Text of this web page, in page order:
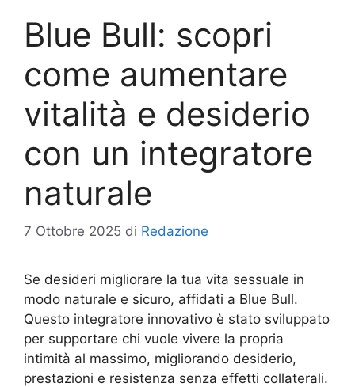
Blue Bull: scopri
come aumentare
vitalità e desiderio
con un integratore
naturale
7 Ottobre 2025 di Redazione
Se desideri migliorare la tua vita sessuale in
modo naturale e sicuro, affidati a Blue Bull.
Questo integratore innovativo è stato sviluppato
per supportare chi vuole vivere la propria
intimità al massimo, migliorando desiderio,
prestazioni e resistenza senza effetti collaterali.